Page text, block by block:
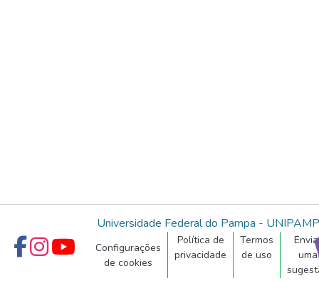
Universidade Federal do Pampa -
Configurações
de cookies
Política de
privacidade
Termos
de uso
uma